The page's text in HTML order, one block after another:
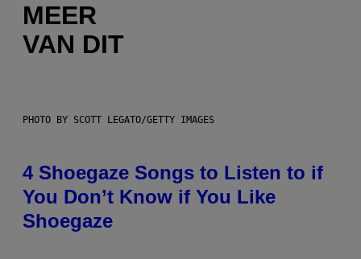
MEER
VAN DIT
PHOTO BY SCOTT LEGATO/GETTY IMAGES
4 Shoegaze Songs to Listen to if
You Don’t Know if You Like
Shoegaze